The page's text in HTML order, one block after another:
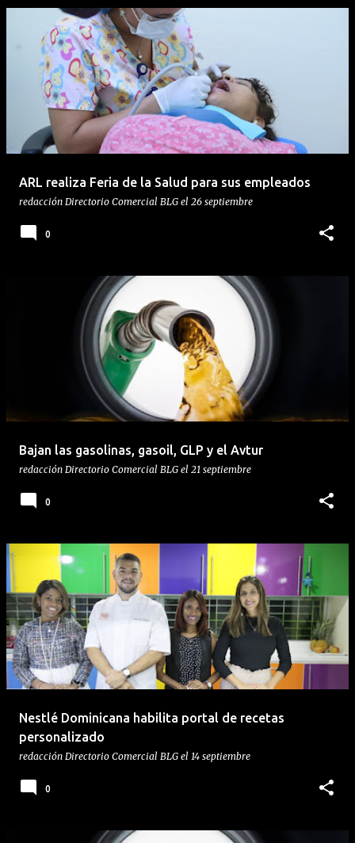
ARL realiza Feria de la Salud para sus empleados
redacción Directorio Comercial BLG el 26 septiembre
0
Bajan las gasolinas, gasoil, GLP y el Avtur
redacción Directorio Comercial BLG el 21 septiembre
0
Nestlé Dominicana habilita portal de recetas
personalizado
redacción Directorio Comercial BLG el 14 septiembre
0